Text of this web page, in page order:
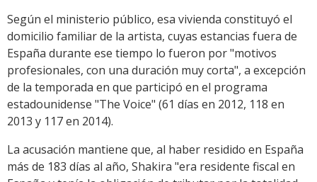
Según el ministerio público, esa vivienda constituyó el
domicilio familiar de la artista, cuyas estancias fuera de
España durante ese tiempo lo fueron por "motivos
profesionales, con una duración muy corta", a excepción
de la temporada en que participó en el programa
estadounidense "The Voice" (61 días en 2012, 118 en
2013 y 117 en 2014).
La acusación mantiene que, al haber residido en España
más de 183 días al año, Shakira "era residente fiscal en